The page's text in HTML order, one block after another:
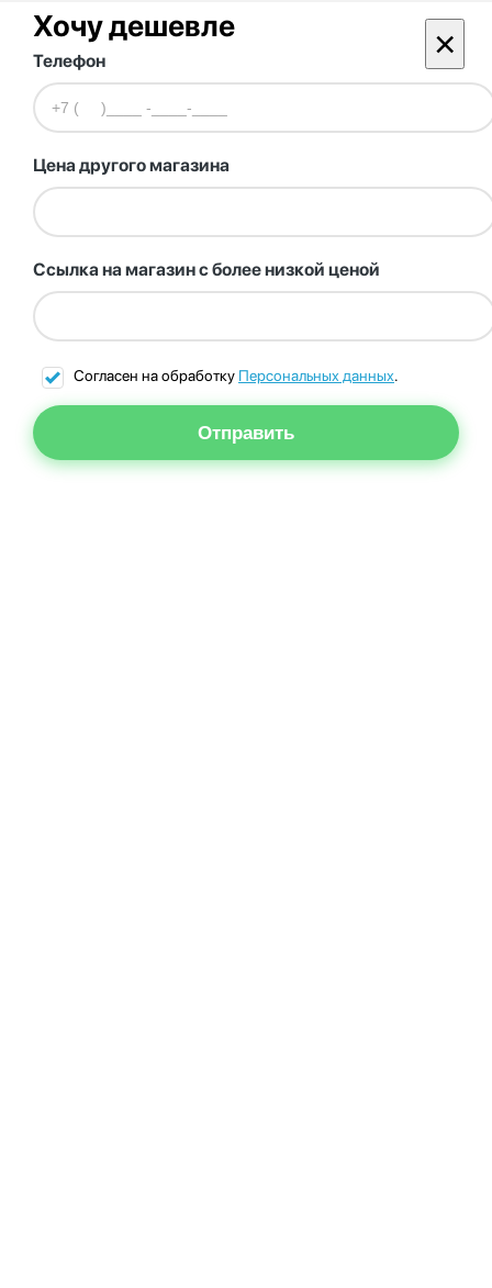
Хочу дешевле ×
Телефон
Цена другого магазина
Ссылка на магазин с более низкой ценой
Согласен на обработку Персональных данных.
Отправить